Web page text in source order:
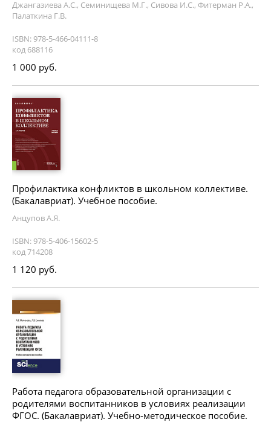
Джангазиева А.С., Семинищева М.Г., Сивова И.С., Фитерман Р.А.,
Палаткина Г.В.
ISBN: 978-5-466-04111-8
код 688116
1 000 руб.
Профилактика конфликтов в школьном коллективе.
(Бакалавриат). Учебное пособие.
Анцупов А.Я.
ISBN: 978-5-406-15602-5
код 714208
1 120 руб.
Работа педагога образовательной организации с
родителями воспитанников в условиях реализации
ФГОС. (Бакалавриат). Учебно-методическое пособие.